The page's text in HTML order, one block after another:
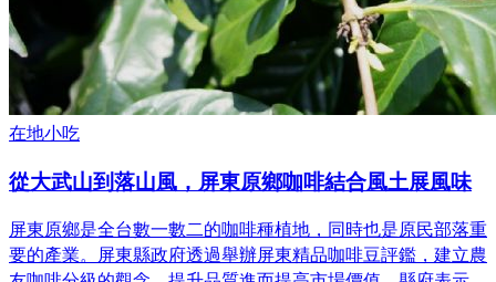
在地小吃
從大武山到落山風，屏東原鄉咖啡結合風土展風味
屏東原鄉是全台數一數二的咖啡種植地，同時也是原民部落重
要的產業。屏東縣政府透過舉辦屏東精品咖啡豆評鑑，建立農